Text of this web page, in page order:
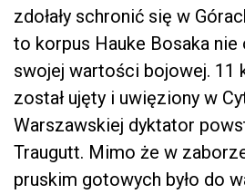
zdołały schronić się w
to korpus Hauke Bosaka nie
swojej wartości bojowej. 11
został ujęty i uwięziony w
Warszawskiej dyktator
Traugutt. Mimo że w
pruskim gotowych było do